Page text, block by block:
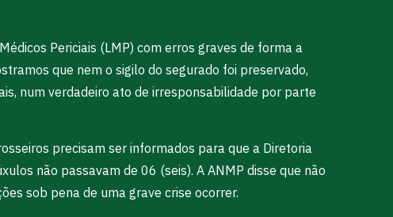
Periciais (LMP) com erros graves de forma a
que nem o sigilo do segurado foi preservado,
num verdadeiro ato de irresponsabilidade por parte
precisam ser informados para que a Diretoria
não passavam de 06 (seis). A ANMP disse que não
sob pena de uma grave crise ocorrer.